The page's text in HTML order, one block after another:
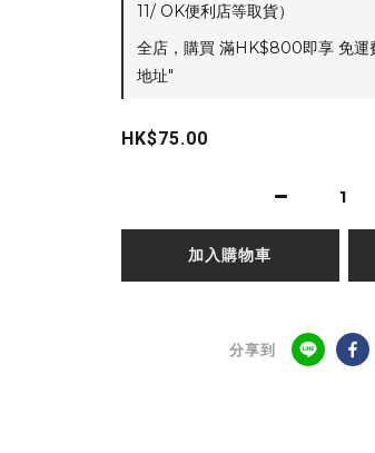
11/ OK便利店等取貨）
全店，購買 滿HK$800即享 免運
地址"
HK$75.00
加入購物車
分享到